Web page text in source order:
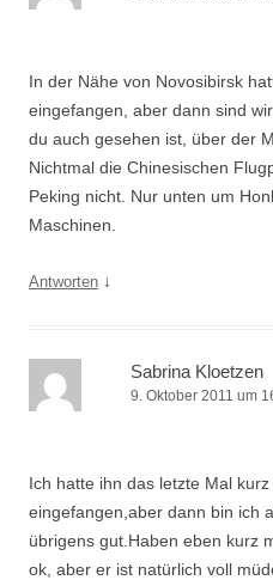
In der Nähe von Novosibirsk
eingefangen, aber dann sind
du auch gesehen ist, über der
Nichtmal die Chinesischen
Peking nicht. Nur unten um
Maschinen.
Antworten ↓
Sabrina Kloetzen
9. Oktober 2011 um
Ich hatte ihn das letzte Mal
eingefangen,aber dann bin ich
übrigens gut.Haben eben kurz
ok, aber er ist natürlich voll